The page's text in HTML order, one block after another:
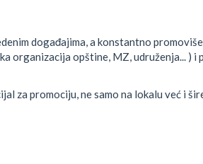
događajima, a konstantno
organizacija opštine, MZ, udruženja... )
za promociju, ne samo na lokalu već i